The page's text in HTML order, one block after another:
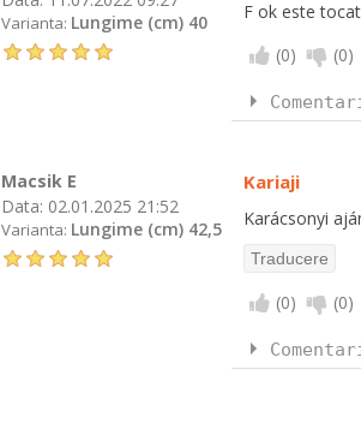
Varianta: Lungime (cm) 40
F ok este
(0) (0)
Macsik E
Data: 02.01.2025 21:52
Varianta: Lungime (cm) 42,5
Kariaji
Karácsonyi
(0) (0)